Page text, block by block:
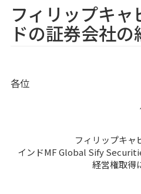
フィリップキ
ドの証券会社
各位
フィリップキャ
インドMF Global Sify
経営権取得